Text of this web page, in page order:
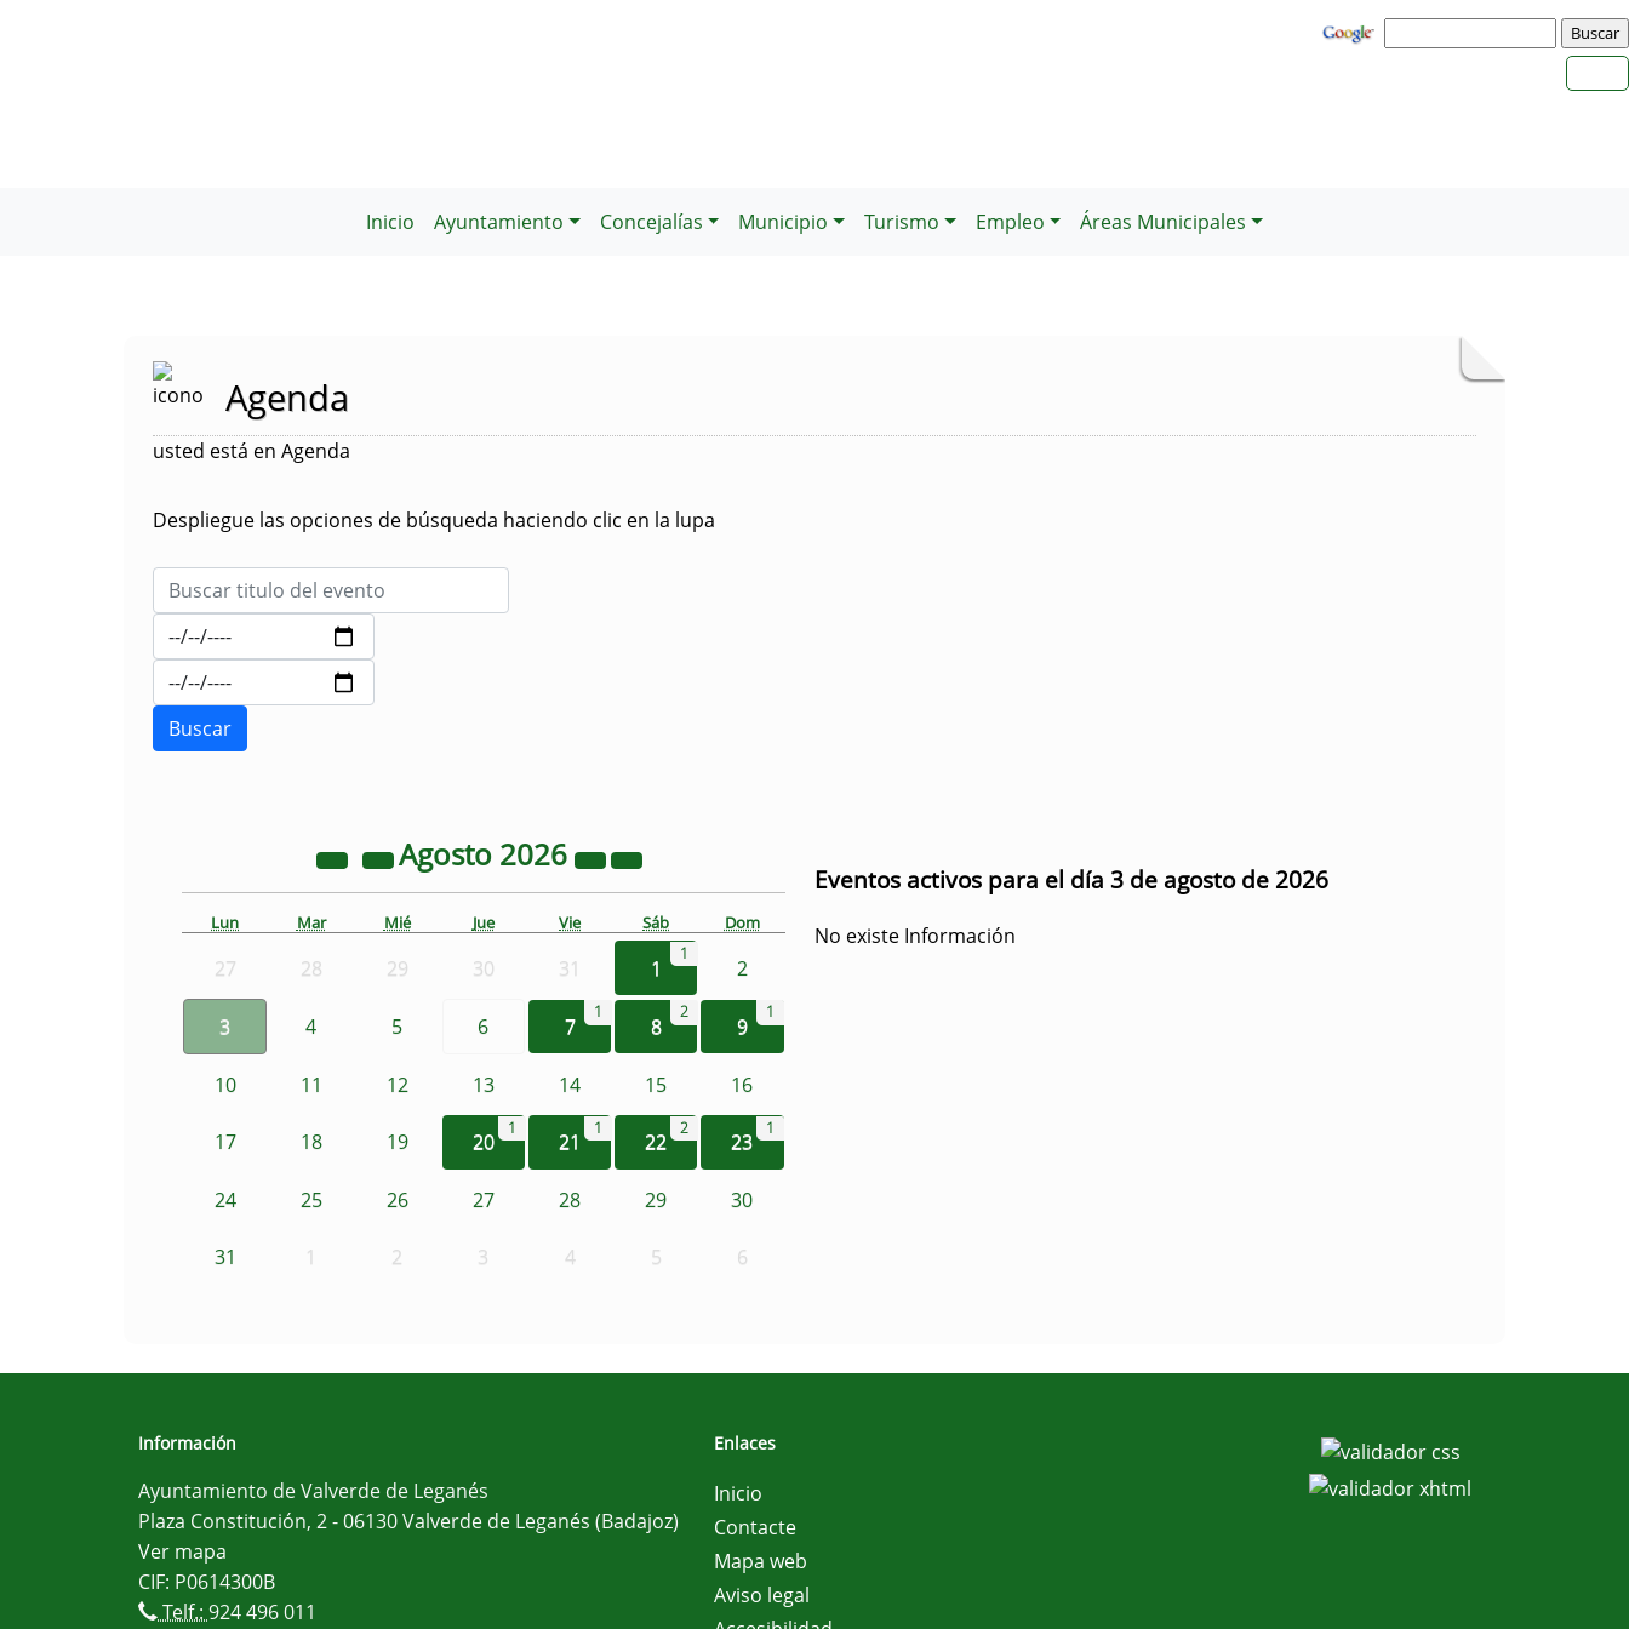
Inicio Ayuntamiento Concejalías Municipio Turismo Empleo Áreas Municipales
Agenda
usted está en Agenda
Despliegue las opciones de búsqueda haciendo clic en la lupa
Agosto 2026
Lun Mar Mié Jue Vie Sáb Dom
27 28 29 30 31 1
1
2
3 4 5 6 7
1
8
2
9
1
10 11 12 13 14 15 16
17 18 19 20
1
21
1
22
2
23
1
24 25 26 27 28 29 30
31 1 2 3 4 5 6
Eventos activos para el día 3 de agosto de 2026
No existe Información
Información
Ayuntamiento de Valverde de Leganés
Plaza Constitución, 2 - 06130 Valverde de Leganés (Badajoz)
Ver mapa
CIF: P0614300B
Telf.: 924 496 011
Enlaces
Inicio
Contacte
Mapa web
Aviso legal